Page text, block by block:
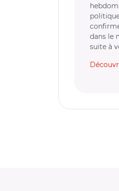
dans le
suite à